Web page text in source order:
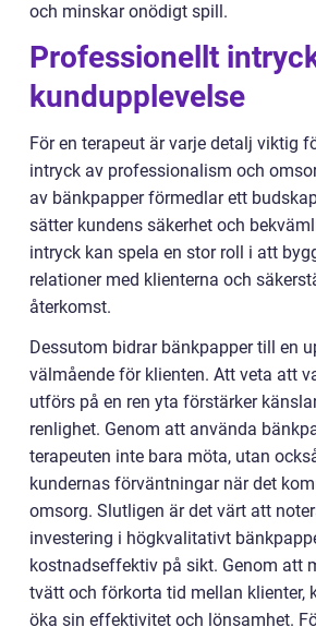
och minskar onödigt spill.
Professionellt
kundupplevelse
För en terapeut är varje detalj viktig
intryck av professionalism och
av bänkpapper förmedlar ett
sätter kundens säkerhet och
intryck kan spela en stor roll i att
relationer med klienterna och
återkomst.
Dessutom bidrar bänkpapper till en
välmående för klienten. Att veta att
utförs på en ren yta förstärker
renlighet. Genom att använda
terapeuten inte bara möta, utan
kundernas förväntningar när det
omsorg. Slutligen är det värt att
investering i högkvalitativt
kostnadseffektiv på sikt. Genom att
tvätt och förkorta tid mellan klienter,
öka sin effektivitet och lönsamhet.